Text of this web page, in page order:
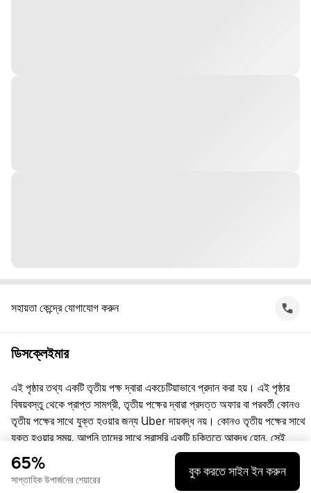
সহায়তা কেন্দ্রে যোগাযোগ করুন
ডিসক্লেইমার
এই পৃষ্ঠার তথ্য একটি তৃতীয় পক্ষ দ্বারা একচেটিয়াভাবে প্রদান করা হয়। এই পৃষ্ঠার
বিষয়বস্তু থেকে প্রাপ্ত সামগ্রী, তৃতীয় পক্ষের দ্বারা প্রদত্ত অফার বা পরবর্তী কোনও
তৃতীয় পক্ষের সাথে যুক্ত হওয়ার জন্য Uber দায়বদ্ধ নয়। কোনও তৃতীয় পক্ষের সাথে
যুক্ত হওয়ার সময়, আপনি তাদের সাথে সরাসরি একটি চুক্তিতে আবদ্ধ হোন, সেই
চুক্তিতে Uber কোনো পক্ষ নয়। প্রশ্নের জন্য, অনুগ্রহ করে সরাসরি তৃতীয় পক্ষের
সাথে যোগাযোগ করুন।
65%
সাপ্তাহিক উপার্জনের শেয়ারের
বুক করতে সাইন ইন করুন